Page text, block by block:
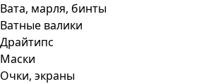
Вата, марля, бинты
Ватные валики
Драйтипс
Маски
Очки, экраны